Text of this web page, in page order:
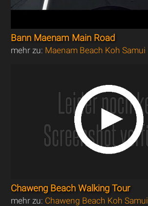
Bann Maenam Main Road
mehr zu: Maenam Beach Koh Samui
Chaweng Beach Walking Tour
mehr zu: Chaweng Beach Koh Samui